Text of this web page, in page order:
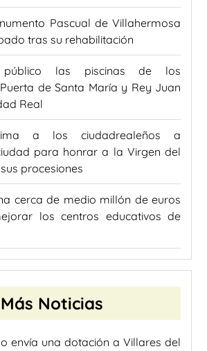
Pascual de Villahermosa
tras su rehabilitación
las piscinas de los
de Santa María y Rey Juan
Real
a los ciudadrealeños a
para honrar a la Virgen del
procesiones
cerca de medio millón de euros
los centros educativos de
Más Noticias
envía una dotación a Villares del